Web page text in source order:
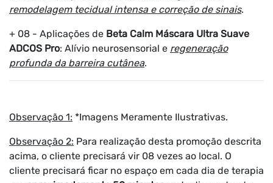
remodelagem tecidual intensa e correção de sinais.
+ 08 - Aplicações de Beta Calm Máscara Ultra Suave
ADCOS Pro: Alívio neurosensorial e regeneração
profunda da barreira cutânea.
Observação 1: *Imagens Meramente Ilustrativas.
Observação 2: Para realização desta promoção descrita
acima, o cliente precisará vir 08 vezes ao local. O
cliente precisará ficar no espaço em cada dia de terapia